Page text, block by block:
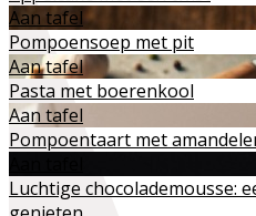
Aan tafel
Pompoensoep met pit
Aan tafel
Pasta met boerenkool
Aan tafel
Pompoentaart met
Luchtige chocolademousse: